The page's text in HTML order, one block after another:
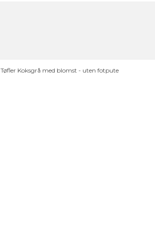
Tøfler Koksgrå med blomst - uten fotpute